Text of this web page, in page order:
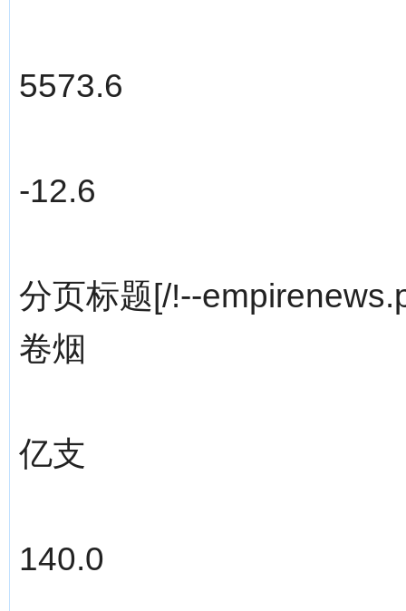
5573.6
-12.6
分页标题[/!--
卷烟
亿支
140.0